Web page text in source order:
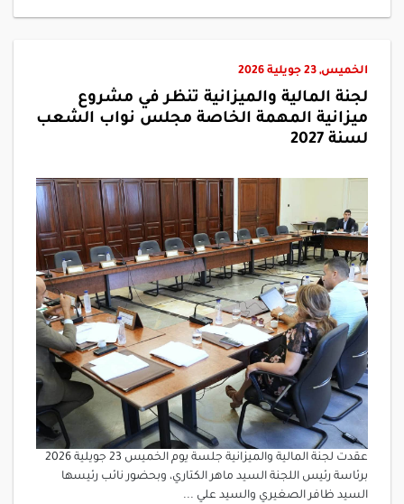
الخميس, 23 جويلية 2026
لجنة المالية والميزانية تنظر في مشروع
ميزانية المهمة الخاصة مجلس نواب الشعب
لسنة 2027
عقدت لجنة المالية والميزانية جلسة يوم الخميس 23 جويلية 2026
برئاسة رئيس اللجنة السيد ماهر الكتاري، وبحضور نائب رئيسها
السيد ظافر الصغيري والسيد علي ...